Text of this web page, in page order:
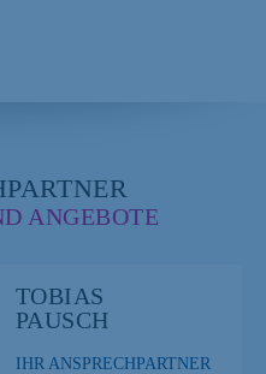
ANGEBOTE
TOBIAS
PAUSCH
IHR ANSPRECHPARTNER